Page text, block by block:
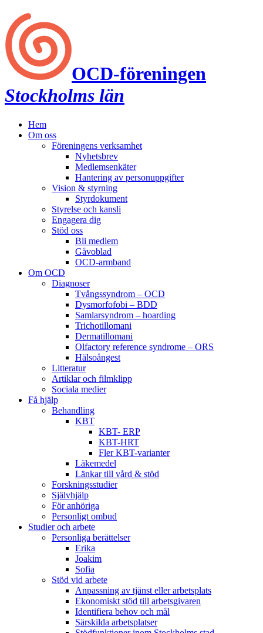
OCD‑föreningen
Stockholms län
Hem
Om oss
Föreningens verksamhet
Nyhetsbrev
Medlemsenkäter
Hantering av personuppgifter
Vision & styrning
Styrdokument
Styrelse och kansli
Engagera dig
Stöd oss
Bli medlem
Gåvoblad
OCD-armband
Om OCD
Diagnoser
Tvångssyndrom – OCD
Dysmorfofobi – BDD
Samlarsyndrom – hoarding
Trichotillomani
Dermatillomani
Olfactory reference syndrome – ORS
Hälsoångest
Litteratur
Artiklar och filmklipp
Sociala medier
Få hjälp
Behandling
KBT
KBT- ERP
KBT-HRT
Fler KBT-varianter
Läkemedel
Länkar till vård & stöd
Forskningsstudier
Självhjälp
För anhöriga
Personligt ombud
Studier och arbete
Personliga berättelser
Erika
Joakim
Sofia
Stöd vid arbete
Anpassning av tjänst eller arbetsplats
Ekonomiskt stöd till arbetsgivaren
Identifiera behov och mål
Särskilda arbetsplatser